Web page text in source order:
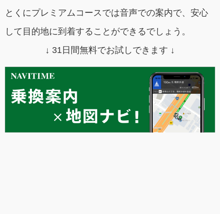
とくにプレミアムコースでは音声での案内で、安心
して目的地に到着することができるでしょう。
↓ 31日間無料でお試しできます ↓